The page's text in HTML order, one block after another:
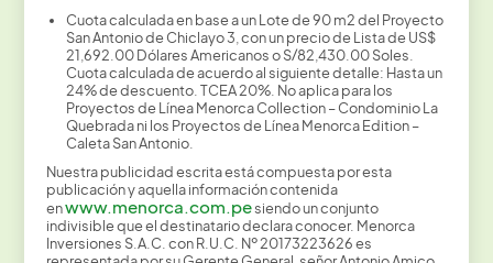
Cuota calculada en base a un Lote de 90 m2 del Proyecto
San Antonio de Chiclayo 3, con un precio de Lista de US$
21,692.00 Dólares Americanos o S/82,430.00 Soles.
Cuota calculada de acuerdo al siguiente detalle: Hasta un
24% de descuento. TCEA 20%. No aplica para los
Proyectos de Línea Menorca Collection – Condominio La
Quebrada ni los Proyectos de Línea Menorca Edition –
Caleta San Antonio.
Nuestra publicidad escrita está compuesta por esta
publicación y aquella información contenida
enwww.menorca.com.pesiendo un conjunto
indivisible que el destinatario declara conocer. Menorca
Inversiones S.A.C. con R.U.C. Nº 20173223626 es